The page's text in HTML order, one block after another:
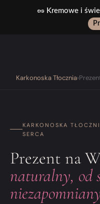
🥜 Kremowe i
Karkonoska Tłocznia›
KARKONOSKA
SERCA
Prezent na
naturalny, od